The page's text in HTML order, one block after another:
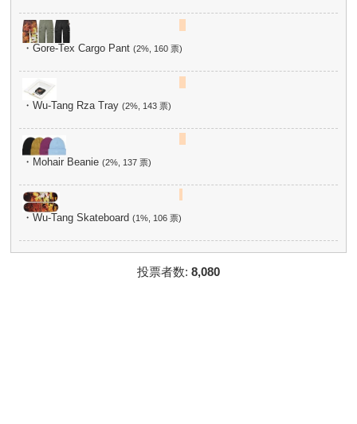
・Gore-Tex Cargo Pant(2%, 160 票)
・Wu-Tang Rza Tray(2%, 143 票)
・Mohair Beanie(2%, 137 票)
・Wu-Tang Skateboard(1%, 106 票)
投票者数: 8,080